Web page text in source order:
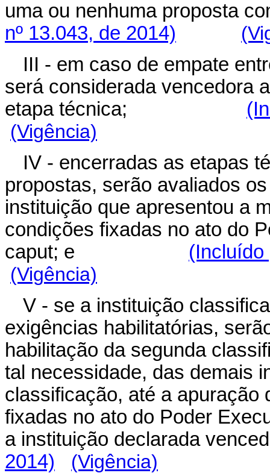
uma ou nenhuma
nº 13.043, de 2014)
III - em caso de empate
será considerada vencedora
etapa técnica;
(Vigência)
IV - encerradas as etapas
propostas, serão avaliados
instituição que apresentou a
condições fixadas no ato do
caput; e (Incluído
(Vigência)
V - se a instituição
exigências habilitatórias,
habilitação da segunda
tal necessidade, das demais
classificação, até a apuração
fixadas no ato do Poder
a instituição declarada
2014)
(Vigência)